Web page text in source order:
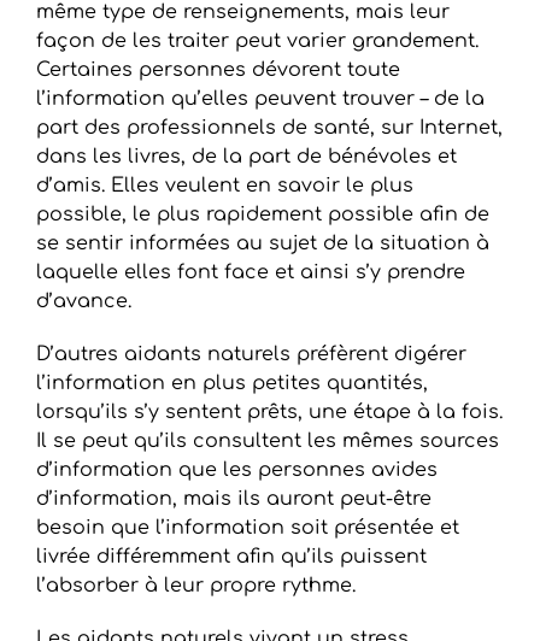
même type de renseignements, mais leur
façon de les traiter peut varier grandement.
Certaines personnes dévorent toute
l’information qu’elles peuvent trouver – de la
part des professionnels de santé, sur Internet,
dans les livres, de la part de bénévoles et
d’amis. Elles veulent en savoir le plus
possible, le plus rapidement possible afin de
se sentir informées au sujet de la situation à
laquelle elles font face et ainsi s’y prendre
d’avance.
D’autres aidants naturels préfèrent digérer
l’information en plus petites quantités,
lorsqu’ils s’y sentent prêts, une étape à la fois.
Il se peut qu’ils consultent les mêmes sources
d’information que les personnes avides
d’information, mais ils auront peut-être
besoin que l’information soit présentée et
livrée différemment afin qu’ils puissent
l’absorber à leur propre rythme.